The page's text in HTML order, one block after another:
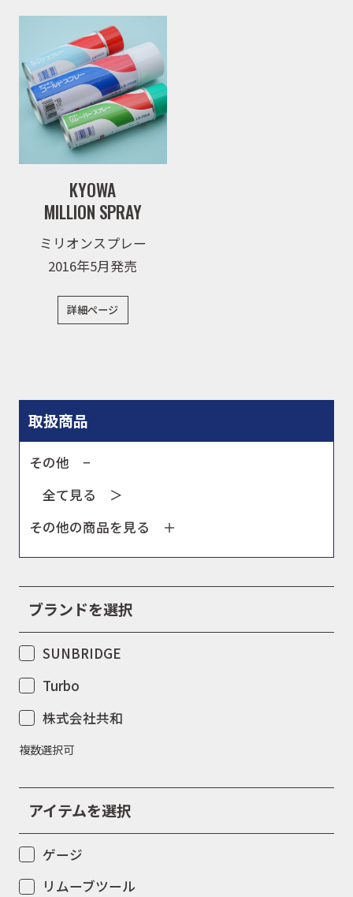
WEBショップ
ニュース
キャンペーン
お問合せ
取扱商品
その他 −
全て見る ＞
その他の商品を見る
ブランドを選択
SUNBRIDGE
Turbo
株式会社共和
複数選択可
アイテムを選択
ゲージ
リムーブツール
KYOWA
MILLION SPRAY
ミリオンスプレー
2016年5月発売
詳細ページ